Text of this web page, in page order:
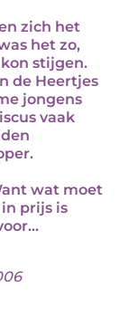
zich het
het zo,
stijgen.
de Heertjes
jongens
vaak
wat moet
prijs is